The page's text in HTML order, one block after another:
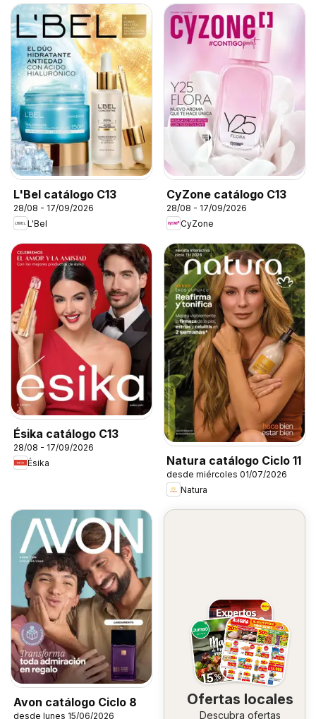
L'Bel catálogo C13
28/08 - 17/09/2026
L'Bel
CyZone catálogo C13
28/08 - 17/09/2026
CyZone
Ésika catálogo C13
28/08 - 17/09/2026
Ésika
Natura catálogo Ciclo 11
desde miércoles 01/07/2026
Natura
Avon catálogo Ciclo 8
desde lunes 15/06/2026
Ofertas locales
Descubra ofertas